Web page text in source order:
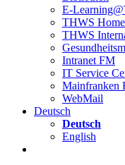
E-
THWS
THWS
Intranet FM
IT Service
Mainfranken
WebMail
Deutsch
Deutsch
English